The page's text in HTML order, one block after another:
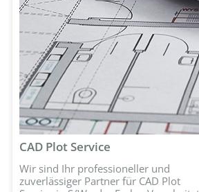
CAD Plot Service
Wir sind Ihr professioneller und
zuverlässiger Partner für CAD Plot